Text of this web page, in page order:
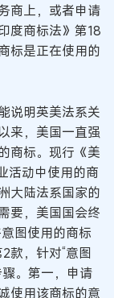
商上，或者申请
度商标法》第18
标是正在使用的
说明英美法系关
来，美国一直强
商标。现行《美
活动中使用的商
大陆法系国家的
要，美国国会终
图使用的商标
款，针对“意图
。第一，申请
使用该商标的意